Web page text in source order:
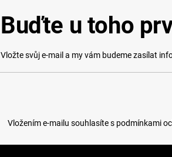
Buďte u toho
Vložte svůj e-mail a my vám budeme zasílat
Vložením e-mailu souhlasíte s podmínkami